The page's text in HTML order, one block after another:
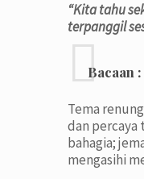
“Kita tahu
terpanggil
Bacaan :
Tema
dan percaya
bahagia;
mengasihi